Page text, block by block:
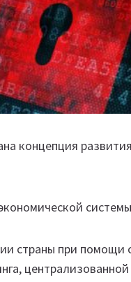
концепция
страны при помощи